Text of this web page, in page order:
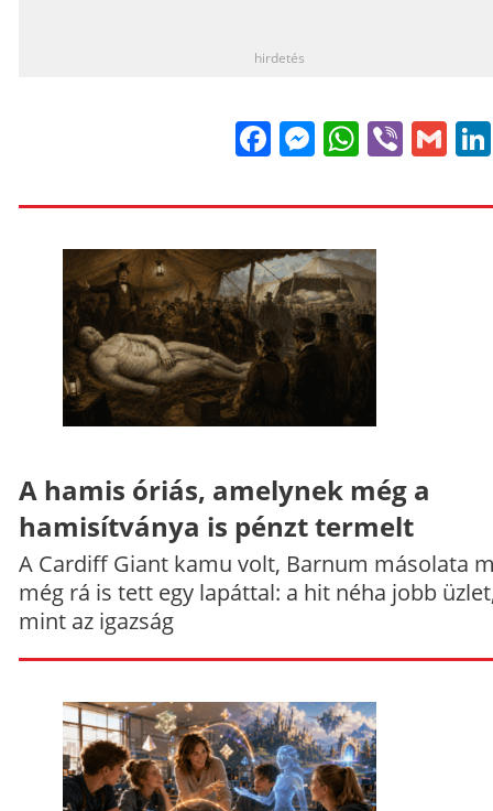
hirdetés
FacebookViber
A hamis óriás, amelynek még a
hamisítványa is pénzt termelt
A Cardiff Giant kamu volt, Barnum másolata
még rá is tett egy lapáttal: a hit néha jobb
mint az igazság